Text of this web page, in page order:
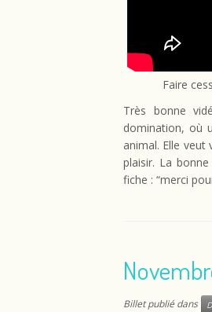
Faire
Très bonne
domination, où
animal. Elle veut
plaisir. La
fiche : “merci
Billet publié dans